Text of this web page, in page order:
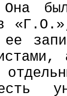
Она